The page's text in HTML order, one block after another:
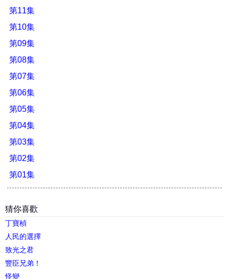
第11集
第10集
第09集
第08集
第07集
第06集
第05集
第04集
第03集
第02集
第01集
猜你喜歡
丁寶楨
人民的選擇
致光之君
豐臣兄弟！
怪變